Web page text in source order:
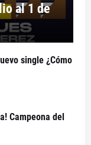
al 1 de
single ¿Cómo
Campeona del